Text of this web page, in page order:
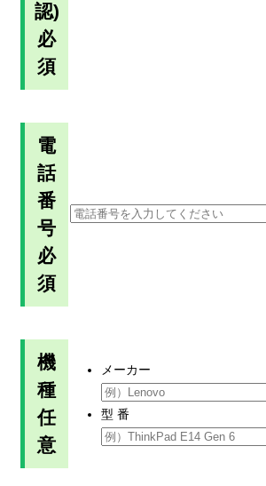
認)
必
須
電
話
番
号
必
須
機
種
任
意
メーカー
型 番